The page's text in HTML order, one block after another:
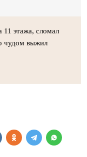
11 этажа, сломал
чудом выжил